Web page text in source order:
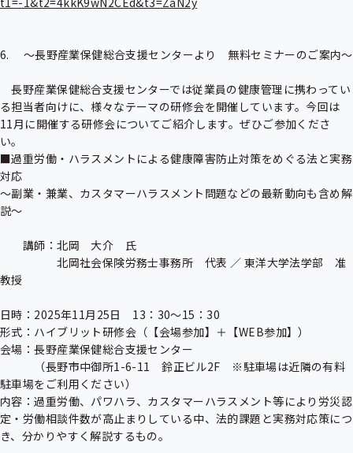
6. 　～長野産業保健総合支援センターより　無料セミナーのご案内～
長野産業保健総合支援センターでは従業員の健康管理に携わってい
る担当者向けに、様々なテーマの研修会を開催しています。今回は
11月に開催する研修会についてご紹介します。ぜひご参加くださ
い。
■過重労働・ハラスメントによる健康障害防止対策をめぐる法と実務
対応
～副業・兼業、カスタマーハラスメント問題などの最新動向も含め解
説～
講師：北岡　大介　氏
北岡社会保険労務士事務所　代表 ／ 東洋大学法学部　准
教授
日時：2025年11月25日　13：30～15：30
形式：ハイブリット研修会（【会場参加】＋【WEB参加】）
会場：長野産業保健総合支援センター
（長野市中御所1-6-11　鈴正ビル2F　※駐車場は近隣の有料
駐車場をご利用ください）
内容：過重労働、パワハラ、カスタマーハラスメント等により労災認
定・労働相談件数が高止まりしている中、法的課題と実務対応策につ
き、分かりやすく解説するもの。